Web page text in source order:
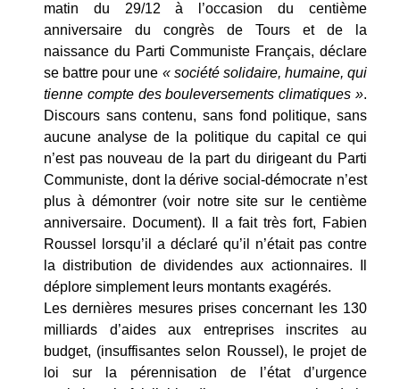
matin du 29/12 à l’occasion du centième
anniversaire du congrès de Tours et de la
naissance du Parti Communiste Français, déclare
se battre pour une « société solidaire, humaine, qui
tienne compte des bouleversements climatiques ».
Discours sans contenu, sans fond politique, sans
aucune analyse de la politique du capital ce qui
n’est pas nouveau de la part du dirigeant du Parti
Communiste, dont la dérive social-démocrate n’est
plus à démontrer (voir notre site sur le centième
anniversaire. Document). Il a fait très fort, Fabien
Roussel lorsqu’il a déclaré qu’il n’était pas contre
la distribution de dividendes aux actionnaires. Il
déplore simplement leurs montants exagérés.
Les dernières mesures prises concernant les 130
milliards d’aides aux entreprises inscrites au
budget, (insuffisantes selon Roussel), le projet de
loi sur la pérennisation de l’état d’urgence